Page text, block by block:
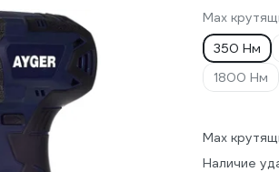
Max
350 Нм
1800 Нм
Max
Наличие